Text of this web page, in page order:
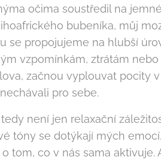
očima soustředil na
bubeníka, můj
se propojujeme na hlubší
vzpomínkám, ztrátám
začnou vyplouvat pocity
pro sebe.
není jen relaxační
tóny se dotýkají mých
o tom, co v nás sama